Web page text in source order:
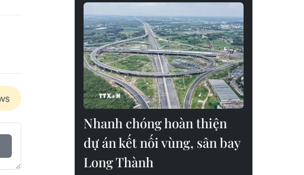
Nhanh chóng hoàn thiện
dự án kết nối vùng, sân bay
Long Thành